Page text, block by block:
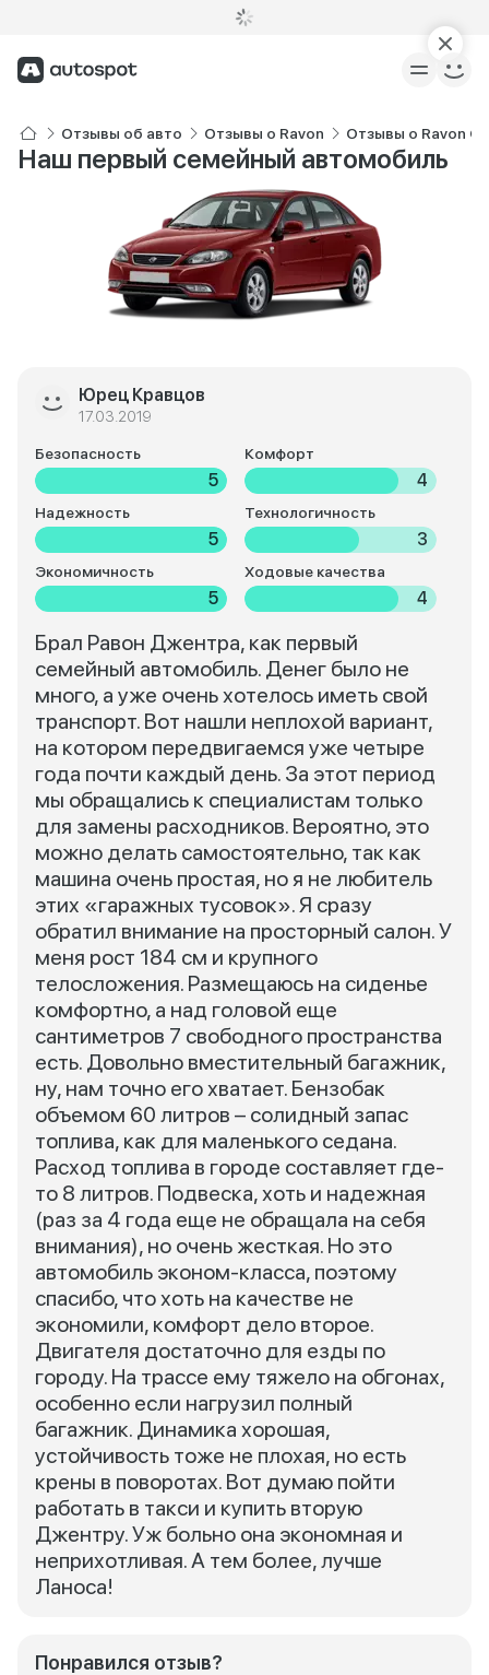
Отзывы об авто Отзывы о Ravon Отзывы о Ravon
Наш первый семейный автомобиль
Юрец Кравцов
17.03.2019
Безопасность
5
Комфорт
4
Надежность
5
Технологичность
3
Экономичность
5
Ходовые качества
4
Брал Равон Джентра, как первый
семейный автомобиль. Денег было не
много, а уже очень хотелось иметь свой
транспорт. Вот нашли неплохой вариант,
на котором передвигаемся уже четыре
года почти каждый день. За этот период
мы обращались к специалистам только
для замены расходников. Вероятно, это
можно делать самостоятельно, так как
машина очень простая, но я не любитель
этих «гаражных тусовок». Я сразу
обратил внимание на просторный салон. У
меня рост 184 см и крупного
телосложения. Размещаюсь на сиденье
комфортно, а над головой еще
сантиметров 7 свободного пространства
есть. Довольно вместительный багажник,
ну, нам точно его хватает. Бензобак
объемом 60 литров – солидный запас
топлива, как для маленького седана.
Расход топлива в городе составляет где-
то 8 литров. Подвеска, хоть и надежная
(раз за 4 года еще не обращала на себя
внимания), но очень жесткая. Но это
автомобиль эконом-класса, поэтому
спасибо, что хоть на качестве не
экономили, комфорт дело второе.
Двигателя достаточно для езды по
городу. На трассе ему тяжело на обгонах,
особенно если нагрузил полный
багажник. Динамика хорошая,
устойчивость тоже не плохая, но есть
крены в поворотах. Вот думаю пойти
работать в такси и купить вторую
Джентру. Уж больно она экономная и
неприхотливая. А тем более, лучше
Ланоса!
Понравился отзыв?